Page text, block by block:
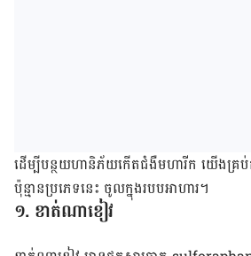
ដើម្បី​បន្ថយ​​ហានិភ័យ​កើតជំងឺ​មហារីក យើង​គ្រប់​គ្
ប៉ុន្មាន​ប្រភេទ​នេះ ចូល​ក្នុង​របប​អាហារ​។​
១.ខាត់ណា​ខៀវ​